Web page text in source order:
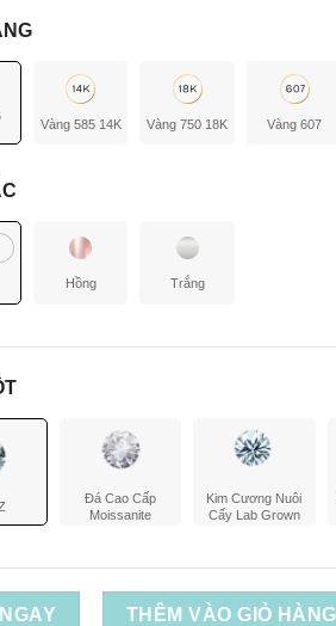
Vàng 585 14K Vàng 750 18K Vàng 607
Hồng Trắng
Đá Cao Cấp
Moissanite
Kim Cương Nuôi
Cấy Lab Grown
THÊM VÀO GIỎ HÀNG